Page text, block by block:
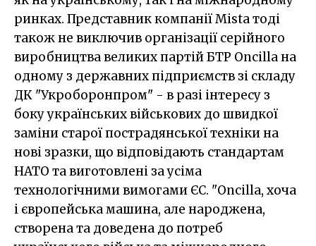
ринках. Представник компанії Mista тоді
також не виключив організації серійного
виробництва великих партій БТР Oncilla на
одному з державних підприємств зі складу
ДК "Укроборонпром" - в разі інтересу з
боку українських військових до швидкої
заміни старої пострадянської техніки на
нові зразки, що відповідають стандартам
НАТО та виготовлені за усіма
технологічними вимогами ЄС. "Oncilla, хоча
і європейська машина, але народжена,
створена та доведена до потреб